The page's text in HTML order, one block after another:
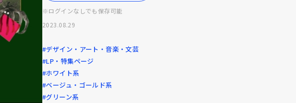
※ログインなしでも保存可能
2023.08.29
#デザイン・アート・音楽・文芸
#LP・特集ページ
#ホワイト系
#ベージュ・ゴールド系
#グリーン系